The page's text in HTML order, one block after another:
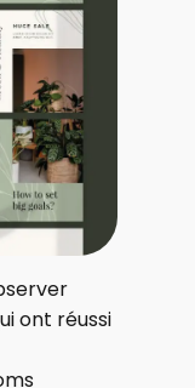
ont réussi